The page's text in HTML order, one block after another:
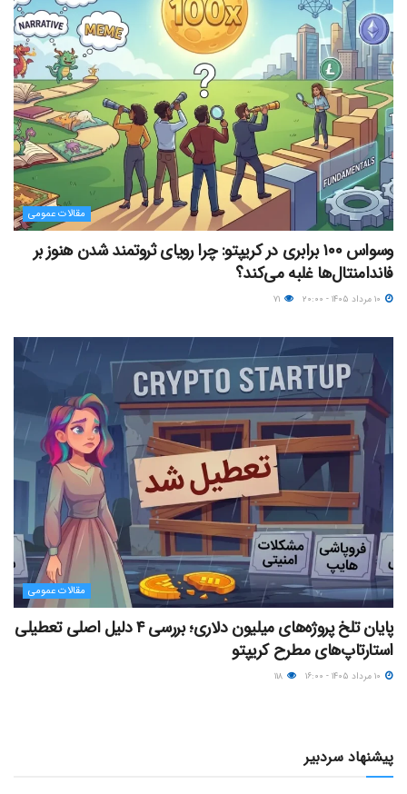
مقالات عمومی
وسواس ۱۰۰ برابری در کریپتو: چرا رویای ثروتمند شدن هنوز بر
فاندامنتال‌ها غلبه می‌کند؟
مقالات عمومی
پایان تلخ پروژه‌های میلیون دلاری؛ بررسی ۴ دلیل اصلی تعطیلی
استارتاپ‌های مطرح کریپتو
پیشنهاد سردبیر